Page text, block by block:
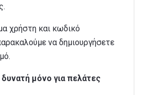
χρήστη και κωδικό
να δημιουργήσετε
μόνο για πελάτες